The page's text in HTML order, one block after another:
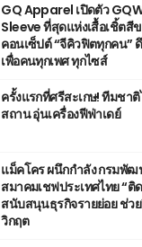
GQ Apparel เปิดตัว
Sleeve ที่สุดแห่งเสื้อเชิ้ต
คอนเซ็ปต์ “จีคิวฟิตทุกคน”
เพื่อคนทุกเพศ ทุกไซส์
ครั้งแรกที่ศรีสะเกษ! ทีมชาติ
สถาน อุ่นเครื่องฟีฟ่าเดย์
แม็คโคร ผนึกกำลัง กรมพัฒ
สมาคมเชฟประเทศไทย “ติ
สนับสนุนธุรกิจรายย่อย ช่ว
วิกฤต